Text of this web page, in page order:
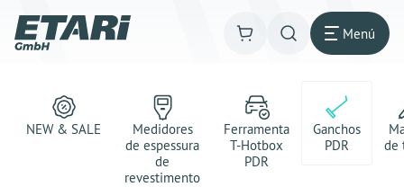
Menú
NEW & SALE
Medidores
de espessura
de
revestimento
Ferramenta
T-Hotbox
PDR
Ganchos
PDR
de